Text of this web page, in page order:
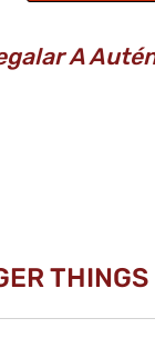
A
THINGS